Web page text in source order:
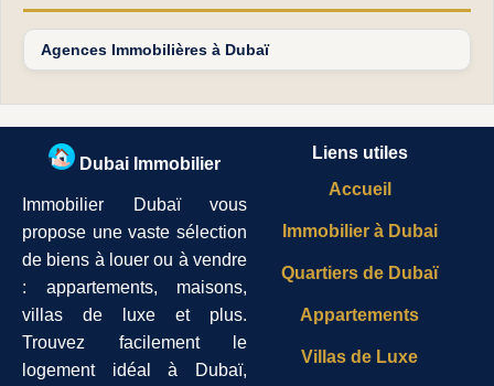
Agences Immobilières à Dubaï
Dubai Immobilier
Immobilier Dubaï vous
propose une vaste sélection
de biens à louer ou à vendre
: appartements, maisons,
villas de luxe et plus.
Trouvez facilement le
logement idéal à Dubaï,
Liens utiles
Accueil
Immobilier à Dubai
Quartiers de Dubaï
Appartements
Villas de Luxe